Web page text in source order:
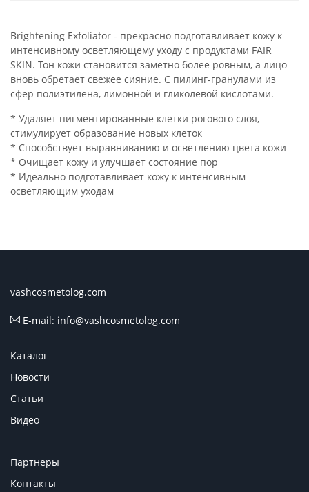
Brightening Exfoliator - прекрасно подготавливает кожу к
интенсивному осветляющему уходу с продуктами FAIR
SKIN. Тон кожи становится заметно более ровным, а лицо
вновь обретает свежее сияние. С пилинг-гранулами из
сфер полиэтилена, лимонной и гликолевой кислотами.
* Удаляет пигментированные клетки рогового слоя,
стимулирует образование новых клеток
* Способствует выравниванию и осветлению цвета кожи
* Очищает кожу и улучшает состояние пор
* Идеально подготавливает кожу к интенсивным
осветляющим уходам
vashcosmetolog.com
E-mail: info@vashcosmetolog.com
Каталог
Новости
Статьи
Видео
Партнеры
Контакты